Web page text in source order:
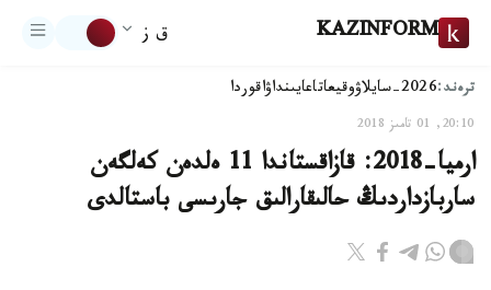
KAZINFORM ق ز
ترەند:2026-سايلاۋ وقيعاتاعايىنداۋاقوردا
20:10, 01 تامىز 2018
ارميا-2018: قازاقستاندا 11 ەلدەن كەلگەن
ساربازداردىڭ حالىقارالىق جارىسى باستالدى